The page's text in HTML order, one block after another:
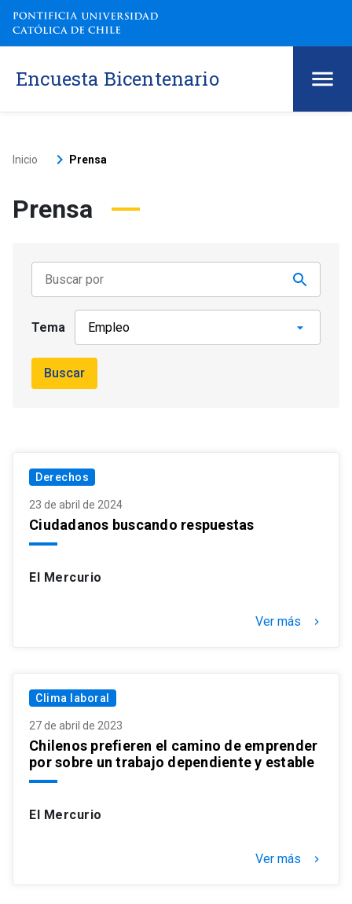
Encuesta Bicentenario
Inicio keyboard_arrow_right Prensa
Prensa
Tema
Buscar
Derechos
23 de abril de 2024
Ciudadanos buscando respuestas
El Mercurio
Ver más keyboard_arrow_right
Clima laboral
27 de abril de 2023
Chilenos prefieren el camino de emprender
por sobre un trabajo dependiente y estable
El Mercurio
Ver más keyboard_arrow_right